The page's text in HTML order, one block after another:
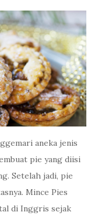
aneka jenis
pie yang diisi
Setelah jadi, pie
Mince Pies
di Inggris sejak